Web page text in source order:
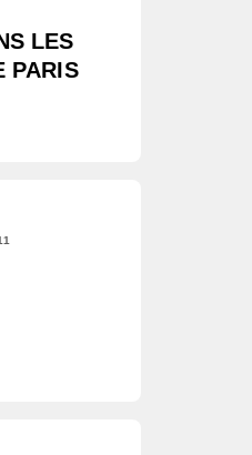
LES
PARIS